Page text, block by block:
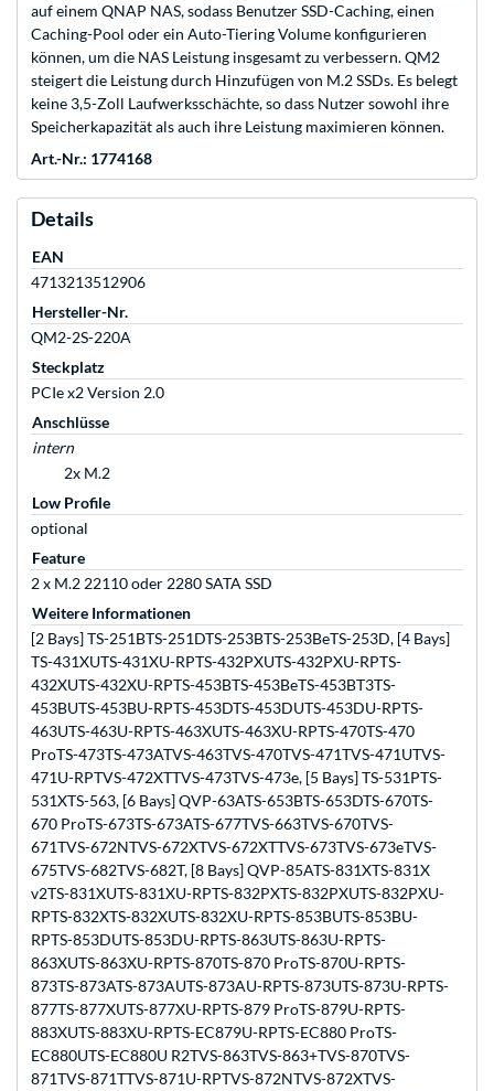
auf einem QNAP NAS, sodass Benutzer SSD-Caching, einen
Caching-Pool oder ein Auto-Tiering Volume konfigurieren
können, um die NAS Leistung insgesamt zu verbessern. QM2
steigert die Leistung durch Hinzufügen von M.2 SSDs. Es belegt
keine 3,5-Zoll Laufwerksschächte, so dass Nutzer sowohl ihre
Speicherkapazität als auch ihre Leistung maximieren können.
Art.-Nr.: 1774168
Details
EAN
4713213512906
Hersteller-Nr.
QM2-2S-220A
Steckplatz
PCIe x2 Version 2.0
Anschlüsse
intern
2x M.2
Low Profile
optional
Feature
2 x M.2 22110 oder 2280 SATA SSD
Weitere Informationen
[2 Bays] TS-251BTS-251DTS-253BTS-253BeTS-253D, [4 Bays]
TS-431XUTS-431XU-RPTS-432PXUTS-432PXU-RPTS-
432XUTS-432XU-RPTS-453BTS-453BeTS-453BT3TS-
453BUTS-453BU-RPTS-453DTS-453DUTS-453DU-RPTS-
463UTS-463U-RPTS-463XUTS-463XU-RPTS-470TS-470
ProTS-473TS-473ATVS-463TVS-470TVS-471TVS-471UTVS-
471U-RPTVS-472XTTVS-473TVS-473e, [5 Bays] TS-531PTS-
531XTS-563, [6 Bays] QVP-63ATS-653BTS-653DTS-670TS-
670 ProTS-673TS-673ATS-677TVS-663TVS-670TVS-
671TVS-672NTVS-672XTVS-672XTTVS-673TVS-673eTVS-
675TVS-682TVS-682T, [8 Bays] QVP-85ATS-831XTS-831X
v2TS-831XUTS-831XU-RPTS-832PXTS-832PXUTS-832PXU-
RPTS-832XTS-832XUTS-832XU-RPTS-853BUTS-853BU-
RPTS-853DUTS-853DU-RPTS-863UTS-863U-RPTS-
863XUTS-863XU-RPTS-870TS-870 ProTS-870U-RPTS-
873TS-873ATS-873AUTS-873AU-RPTS-873UTS-873U-RPTS-
877TS-877XUTS-877XU-RPTS-879 ProTS-879U-RPTS-
883XUTS-883XU-RPTS-EC879U-RPTS-EC880 ProTS-
EC880UTS-EC880U R2TVS-863TVS-863+TVS-870TVS-
871TVS-871TTVS-871U-RPTVS-872NTVS-872XTVS-